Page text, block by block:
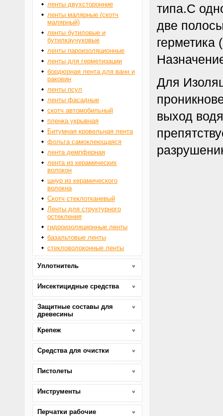
типа.С
две
герметика
Для
выход
ленты двухсторонние
ленты малярные (скотч
малярный)
ленты бутиловые и
бутилкаучуковые
ленты пароизоляционные
ленты для герметизации
бордюрная лента для ванн и
раковин
ленты псул
ленты фасадные
скотч автомобильный
пленка укрывная
Битумная кровельная лента
фольга самоклеющаяся
лента демпферная
лента из керамических
волокон
шнур из керамического
волокна
Скотч стеклотканевый
Ленты для структурного
остекления
гидроизоляционные ленты
базальтовые ленты
стекловолоконные ленты
Уплотнитель
Инсектицидные средства
Защитные составы для
древесины
Крепеж
Средства для очистки
Пистолеты
Инструменты
Перчатки рабочие